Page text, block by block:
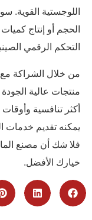
اللوجستية القوية.
الحجم أو إنتاج كميات
التحكم الرقمي الصينية
من خلال الشراكة مع
منتجات عالية الجودة
أكثر تنافسية
يمكنه تقديم خدمات
فلا شك أن مصنع
خيارك الأفضل.